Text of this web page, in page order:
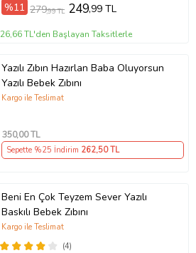
%11 279,99 TL 249,99 TL
26,66 TL'den Başlayan Taksitlerle
Yazılı Zıbın Hazırlan Baba Oluyorsun
Yazılı Bebek Zıbını
Kargo ile Teslimat
350,00 TL
Sepette %25 İndirim 262,50 TL
Beni En Çok Teyzem Sever Yazılı
Baskılı Bebek Zıbını
(4)
Kargo ile Teslimat